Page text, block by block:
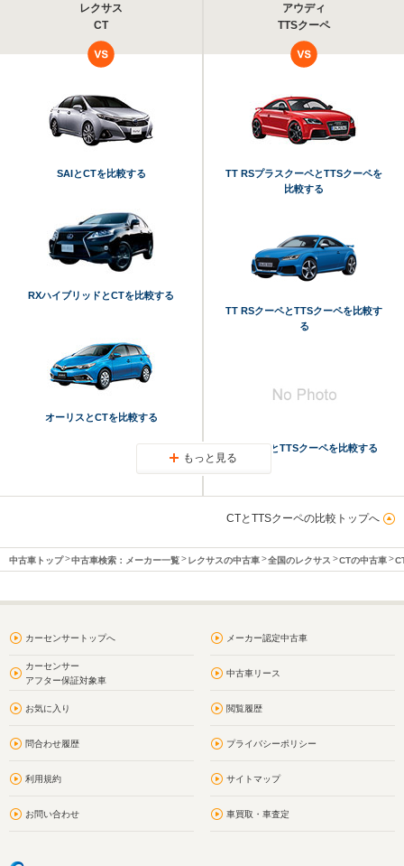
レクサス
CT
アウディ
TTSクーペ
SAIとCTを比較する
RXハイブリッドとCTを比較する
オーリスとCTを比較する
TT RSプラスクーペとTTSクーペを
比較する
TT RSクーペとTTSクーペを比較す
る
クワトロとTTSクーペを比較する
もっと見る
CTとTTSクーペの比較トップへ
中古車トップ 中古車検索：メーカー一覧 レクサスの中古車 全国のレクサス CTの中古車
カーセンサートップへ メーカー認定中古車
カーセンサー
アフター保証対象車
中古車リース
お気に入り 閲覧履歴
問合わせ履歴 プライバシーポリシー
利用規約 サイトマップ
お問い合わせ 車買取・車査定